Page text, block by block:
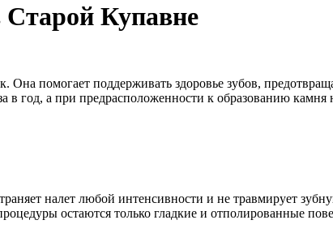
Купавне
Она помогает поддерживать здоровье зубов,
в год, а при предрасположенности к образованию
налет любой интенсивности и не травмирует
остаются только гладкие и отполированные